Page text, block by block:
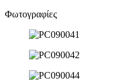
Φωτογραφίες